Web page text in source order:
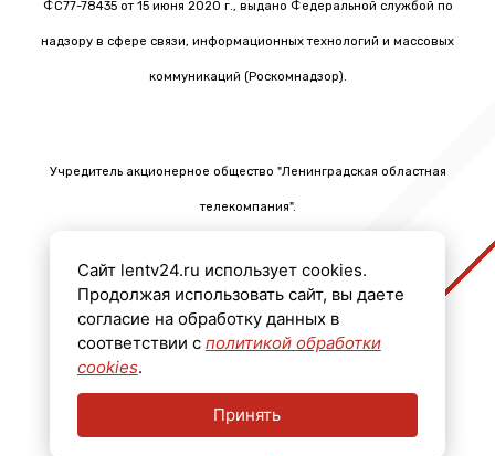
ФС77-78435 от 15 июня 2020 г., выдано Федеральной службой по
надзору в сфере связи, информационных технологий и массовых
коммуникаций (Роскомнадзор).
Учредитель акционерное общество "Ленинградская областная
телекомпания".
Телефон: +7 (812) 640-6114
Email: info@lentv24.ru
Размещение рекламы admitriev@lentv24.ru
16+
Сайт lentv24.ru использует cookies.
Продолжая использовать сайт, вы даете
согласие на обработку данных в
соответствии с политикой обработки
cookies.
Принять